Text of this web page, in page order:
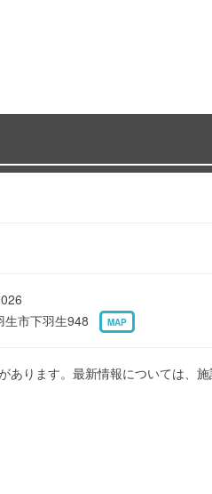
生市下羽生948
MAP
あります。最新情報については、